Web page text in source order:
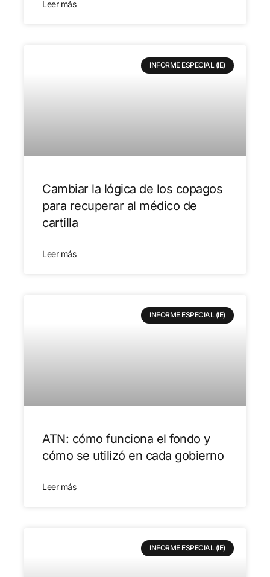
Leer más
INFORME ESPECIAL (IE)
Cambiar la lógica de los copagos
para recuperar al médico de
cartilla
Leer más
INFORME ESPECIAL (IE)
ATN: cómo funciona el fondo y
cómo se utilizó en cada gobierno
Leer más
INFORME ESPECIAL (IE)